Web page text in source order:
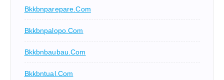
Bkkbnparepare.com
Bkkbnpalopo.com
Bkkbnbaubau.com
Bkkbntual.com